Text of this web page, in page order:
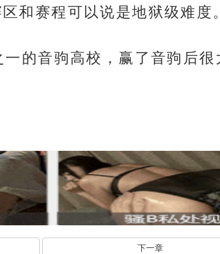
和赛程可以说是地狱级难度
的音驹高校，赢了音驹后很
下一章